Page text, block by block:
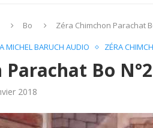
Bo
Zéra Chimchon Parachat
MICHEL BARUCH AUDIO ZÉRA
Bo N°2
2018